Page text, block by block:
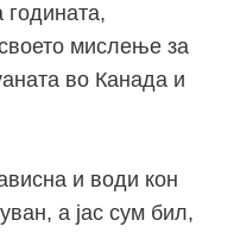
годината,
мислење за
во Канада и
и води кон
а јас сум бил,